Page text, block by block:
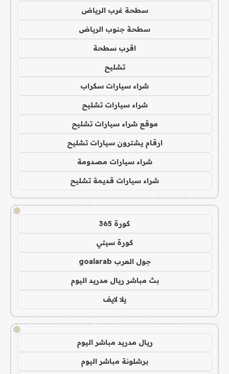
سطحة غرب الرياض
سطحة جنوب الرياض
اقرب سطحة
تشليح
شراء سيارات سكراب
شراء سيارات تشليح
موقع شراء سيارات تشليح
ارقام يشترون سيارات تشليح
شراء سيارات مصدومة
شراء سيارات قديمة تشليح
!
كورة 365
كورة سيتي
جول العرب goalarab
بث مباشر ريال مدريد اليوم
يلا لايف
!
ريال مدريد مباشر اليوم
برشلونة مباشر اليوم